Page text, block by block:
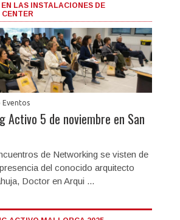
EN LAS INSTALACIONES DE
Eventos
Activo 5 de noviembre en San
de Networking se visten de
del conocido arquitecto
Doctor en Arqui ...